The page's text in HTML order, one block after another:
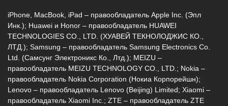
iPhone, MacBook, iPad – правообладатель Apple Inc. (Эпл
Инк.); Huawei и Honor – правообладатель HUAWEI
TECHNOLOGIES CO., LTD. (ХУАВЕЙ ТЕКНОЛОДЖИС КО.,
ЛТД.); Samsung – правообладатель Samsung Electronics Co.
Ltd. (Самсунг Электроникс Ко., Лтд.); MEIZU –
правообладатель MEIZU TECHNOLOGY CO., LTD.; Nokia –
правообладатель Nokia Corporation (Нокиа Корпорейшн);
Lenovo – правообладатель Lenovo (Beijing) Limited; Xiaomi –
правообладатель Xiaomi Inc.; ZTE – правообладатель ZTE